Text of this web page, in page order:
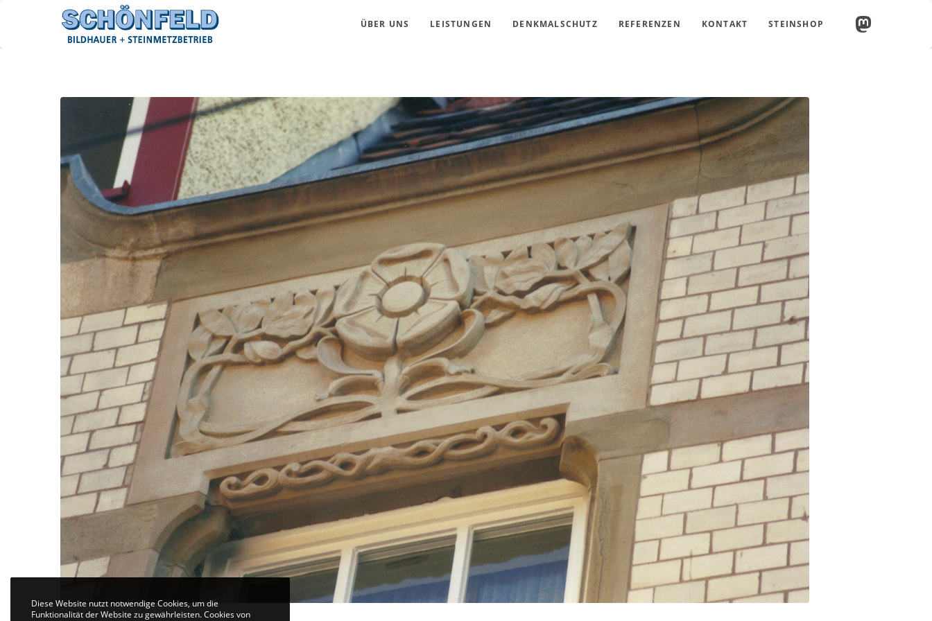
ÜBER UNS LEISTUNGEN DENKMALSCHUTZ REFERENZEN KONTAKT STEINSHOP
Diese Website nutzt notwendige Cookies, um die
Funktionalität der Website zu gewährleisten. Cookies von